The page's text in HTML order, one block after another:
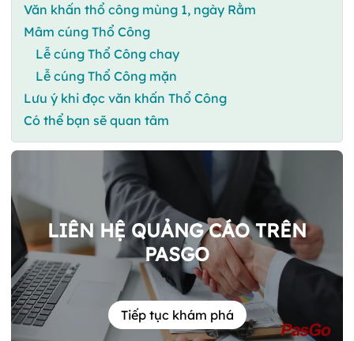
Văn khấn thổ công mùng 1, ngày Rằm
Mâm cúng Thổ Công
Lễ cúng Thổ Công chay
Lễ cúng Thổ Công mặn
Lưu ý khi đọc văn khấn Thổ Công
Có thể bạn sẽ quan tâm
LIÊN HỆ QUẢNG CÁO TRÊN
PASGO
Tiếp tục khám phá